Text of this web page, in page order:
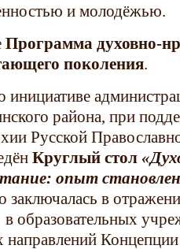
и молодёжью.
Программа духовно-
поколения.
инициативе
района, при
Русской
Круглый стол
опыт
заключалась в
образовательных
направлений